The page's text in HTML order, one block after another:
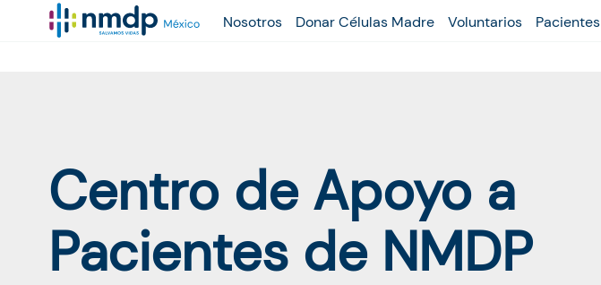
Nosotros Donar Células Madre Voluntarios Pacientes
Centro de Apoyo a
Pacientes de NMDP